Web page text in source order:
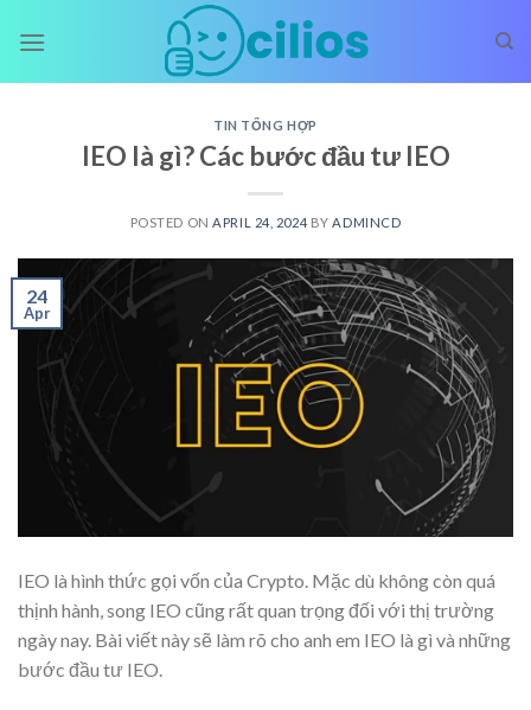
TIN TỔNG HỢP
IEO là gì? Các bước đầu tư IEO
POSTED ON APRIL 24, 2024 BY ADMINCD
24
Apr
IEO là hình thức gọi vốn của Crypto. Mặc dù không còn quá
thịnh hành, song IEO cũng rất quan trọng đối với thị trường
ngày nay. Bài viết này sẽ làm rõ cho anh em IEO là gì và những
bước đầu tư IEO.